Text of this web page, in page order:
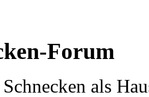
Forum
als